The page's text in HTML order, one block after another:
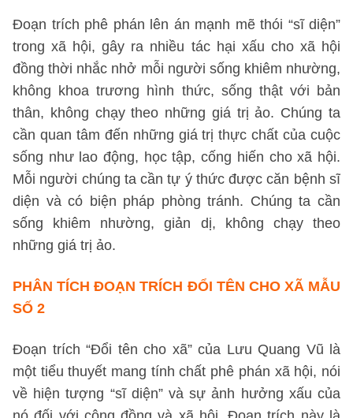
Đoạn trích phê phán lên án mạnh mẽ thói “sĩ diện”
trong xã hội, gây ra nhiều tác hại xấu cho xã hội
đồng thời nhắc nhở mỗi người sống khiêm nhường,
không khoa trương hình thức, sống thật với bản
thân, không chạy theo những giá trị ảo. Chúng ta
cần quan tâm đến những giá trị thực chất của cuộc
sống như lao động, học tập, cống hiến cho xã hội.
Mỗi người chúng ta cần tự ý thức được căn bệnh sĩ
diện và có biện pháp phòng tránh. Chúng ta cần
sống khiêm nhường, giản dị, không chạy theo
những giá trị ảo.
PHÂN TÍCH ĐOẠN TRÍCH ĐỔI TÊN CHO XÃ MẪU
SỐ 2
Đoạn trích “Đổi tên cho xã” của Lưu Quang Vũ là
một tiểu thuyết mang tính chất phê phán xã hội, nói
về hiện tượng “sĩ diện” và sự ảnh hưởng xấu của